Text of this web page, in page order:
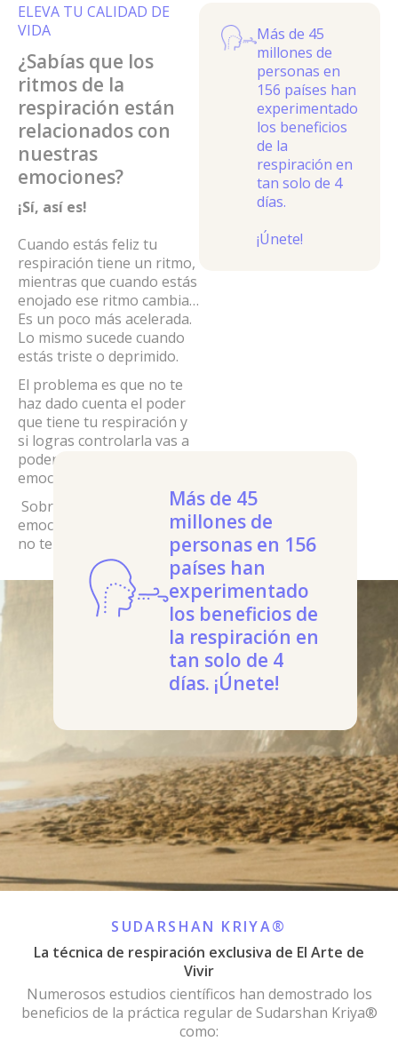
ELEVA TU CALIDAD DE
VIDA
¿Sabías que los
ritmos de la
respiración están
relacionados con
nuestras
emociones?
¡Sí, así es!
Cuando estás feliz tu
respiración tiene un ritmo,
mientras que cuando estás
enojado ese ritmo cambia…
Es un poco más acelerada.
Lo mismo sucede cuando
estás triste o deprimido.
El problema es que no te
haz dado cuenta el poder
que tiene tu respiración y
si logras controlarla vas a
poder manejar mejor tus
emociones.
Sobre todo aquellas
emociones negativas que
no te dejan avanzar.
Más de 45
millones de
personas en
156 países han
experimentado
los beneficios
de la
respiración en
tan solo de 4
días.
¡Únete!
Más de 45
millones de
personas en 156
países han
experimentado
los beneficios de
la respiración en
tan solo de 4
días. ¡Únete!
SUDARSHAN KRIYA®
La técnica de respiración exclusiva de El Arte de
Vivir
Numerosos estudios científicos han demostrado los
beneficios de la práctica regular de Sudarshan Kriya®
como: